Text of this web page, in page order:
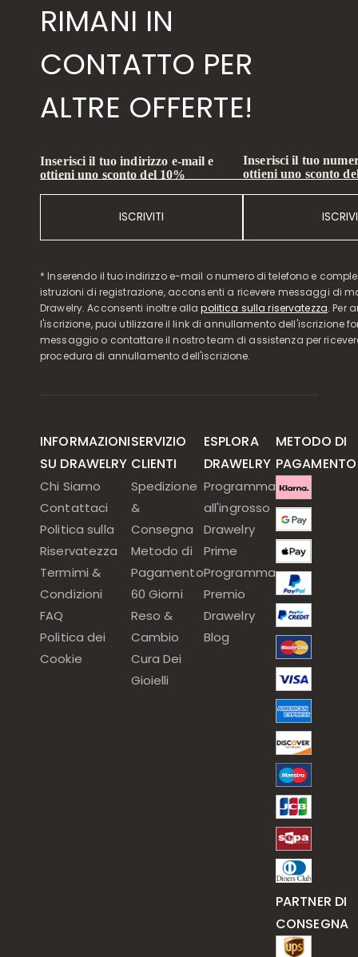
RIMANI IN
CONTATTO PER
ALTRE OFFERTE!
Inserisci il tuo indirizzo e-mail e
ottieni uno sconto del 10%
ISCRIVITI
Inserisci il tuo
ottieni uno sconto
* Inserendo il tuo indirizzo e-mail o numero di telefono e
istruzioni di registrazione, acconsenti a ricevere messaggi di
Drawelry. Acconsenti inoltre allapolitica sulla riservatezza. Per
l'iscrizione, puoi utilizzare il link di annullamento dell'iscrizione
messaggio o contattare il nostro team di assistenza per
procedura di annullamento dell'iscrizione.
INFORMAZIONI
SU DRAWELRY
Chi Siamo
Contattaci
Politica sulla
Riservatezza
Termimi &
Condizioni
FAQ
Politica dei
Cookie
SERVIZIO
CLIENTI
Spedizione
&
Consegna
Metodo di
Pagamento
60 Giorni
Reso &
Cambio
Cura Dei
Gioielli
ESPLORA
DRAWELRY
Programma
all'ingrosso
Drawelry
Prime
Programma
Premio
Drawelry
Blog
METODO DI
PAGAMENTO
PARTNER DI
CONSEGNA